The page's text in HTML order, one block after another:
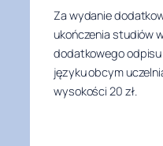
Za wydanie
ukończenia studiów
dodatkowego
języku obcym
wysokości 20 zł.